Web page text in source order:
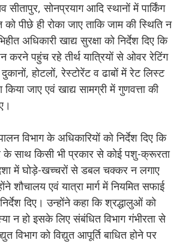
सीतापुर, सोनप्रयाग आदि स्थानों में पार्किंग
पीछे ही रोका जाए ताकि जाम की स्थिति न
अधिकारी खाद्य सुरक्षा को निर्देश दिए कि
करने पहुंच रहे तीर्थ यात्रियों से ओवर रेटिंग
होटलों, रेस्टोरेंट व ढाबों में रेट लिस्ट
जाए एवं खाद्य सामग्री में गुणवत्ता की
विभाग के अधिकारियों को निर्देश दिए कि
के साथ किसी भी प्रकार से कोई पशु-क्रूरता
में घोड़े-खच्चरों से डबल चक्कर न लगाए
शौचालय एवं यात्रा मार्ग में नियमित सफाई
दिए। उन्होंने कहा कि श्रद्धालुओं को
न हो इसके लिए संबंधित विभाग गंभीरता से
विभाग को विद्युत आपूर्ति बाधित होने पर